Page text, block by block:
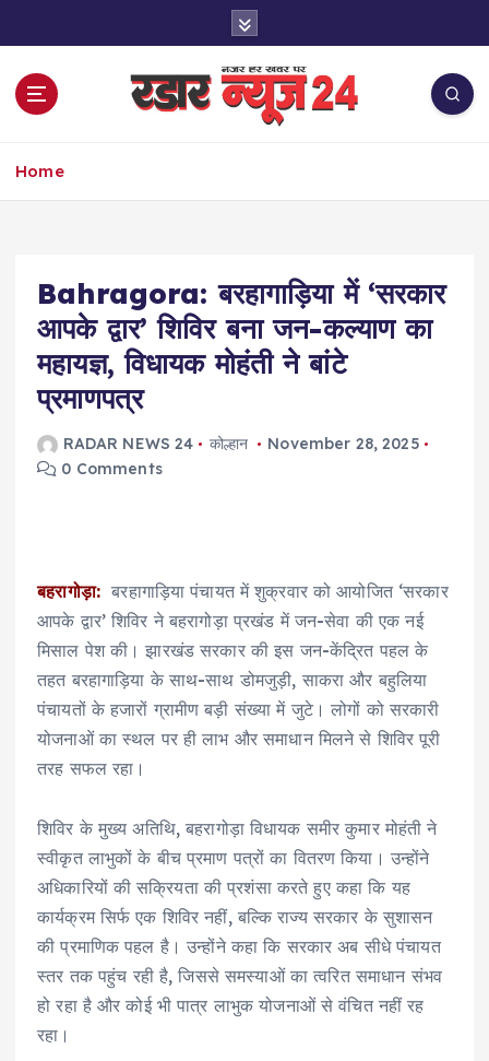
Home
Bahragora: बरहागाड़िया में ‘सरकार
आपके द्वार’ शिविर बना जन-कल्याण का
महायज्ञ, विधायक मोहंती ने बांटे
प्रमाणपत्र
RADAR NEWS 24 कोल्हान
November 28, 2025
0 Comments
बहरागोड़ा: बरहागाड़िया पंचायत में शुक्रवार को आयोजित ‘सरकार
आपके द्वार’ शिविर ने बहरागोड़ा प्रखंड में जन-सेवा की एक नई
मिसाल पेश की। झारखंड सरकार की इस जन-केंद्रित पहल के
तहत बरहागाड़िया के साथ-साथ डोमजुड़ी, साकरा और बहुलिया
पंचायतों के हजारों ग्रामीण बड़ी संख्या में जुटे। लोगों को सरकारी
योजनाओं का स्थल पर ही लाभ और समाधान मिलने से शिविर पूरी
तरह सफल रहा।
शिविर के मुख्य अतिथि, बहरागोड़ा विधायक समीर कुमार मोहंती ने
स्वीकृत लाभुकों के बीच प्रमाण पत्रों का वितरण किया। उन्होंने
अधिकारियों की सक्रियता की प्रशंसा करते हुए कहा कि यह
कार्यक्रम सिर्फ एक शिविर नहीं, बल्कि राज्य सरकार के सुशासन
की प्रमाणिक पहल है। उन्होंने कहा कि सरकार अब सीधे पंचायत
स्तर तक पहुंच रही है, जिससे समस्याओं का त्वरित समाधान संभव
हो रहा है और कोई भी पात्र लाभुक योजनाओं से वंचित नहीं रह
रहा।